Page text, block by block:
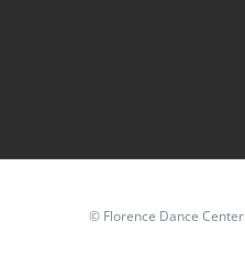
© Florence Dance Center